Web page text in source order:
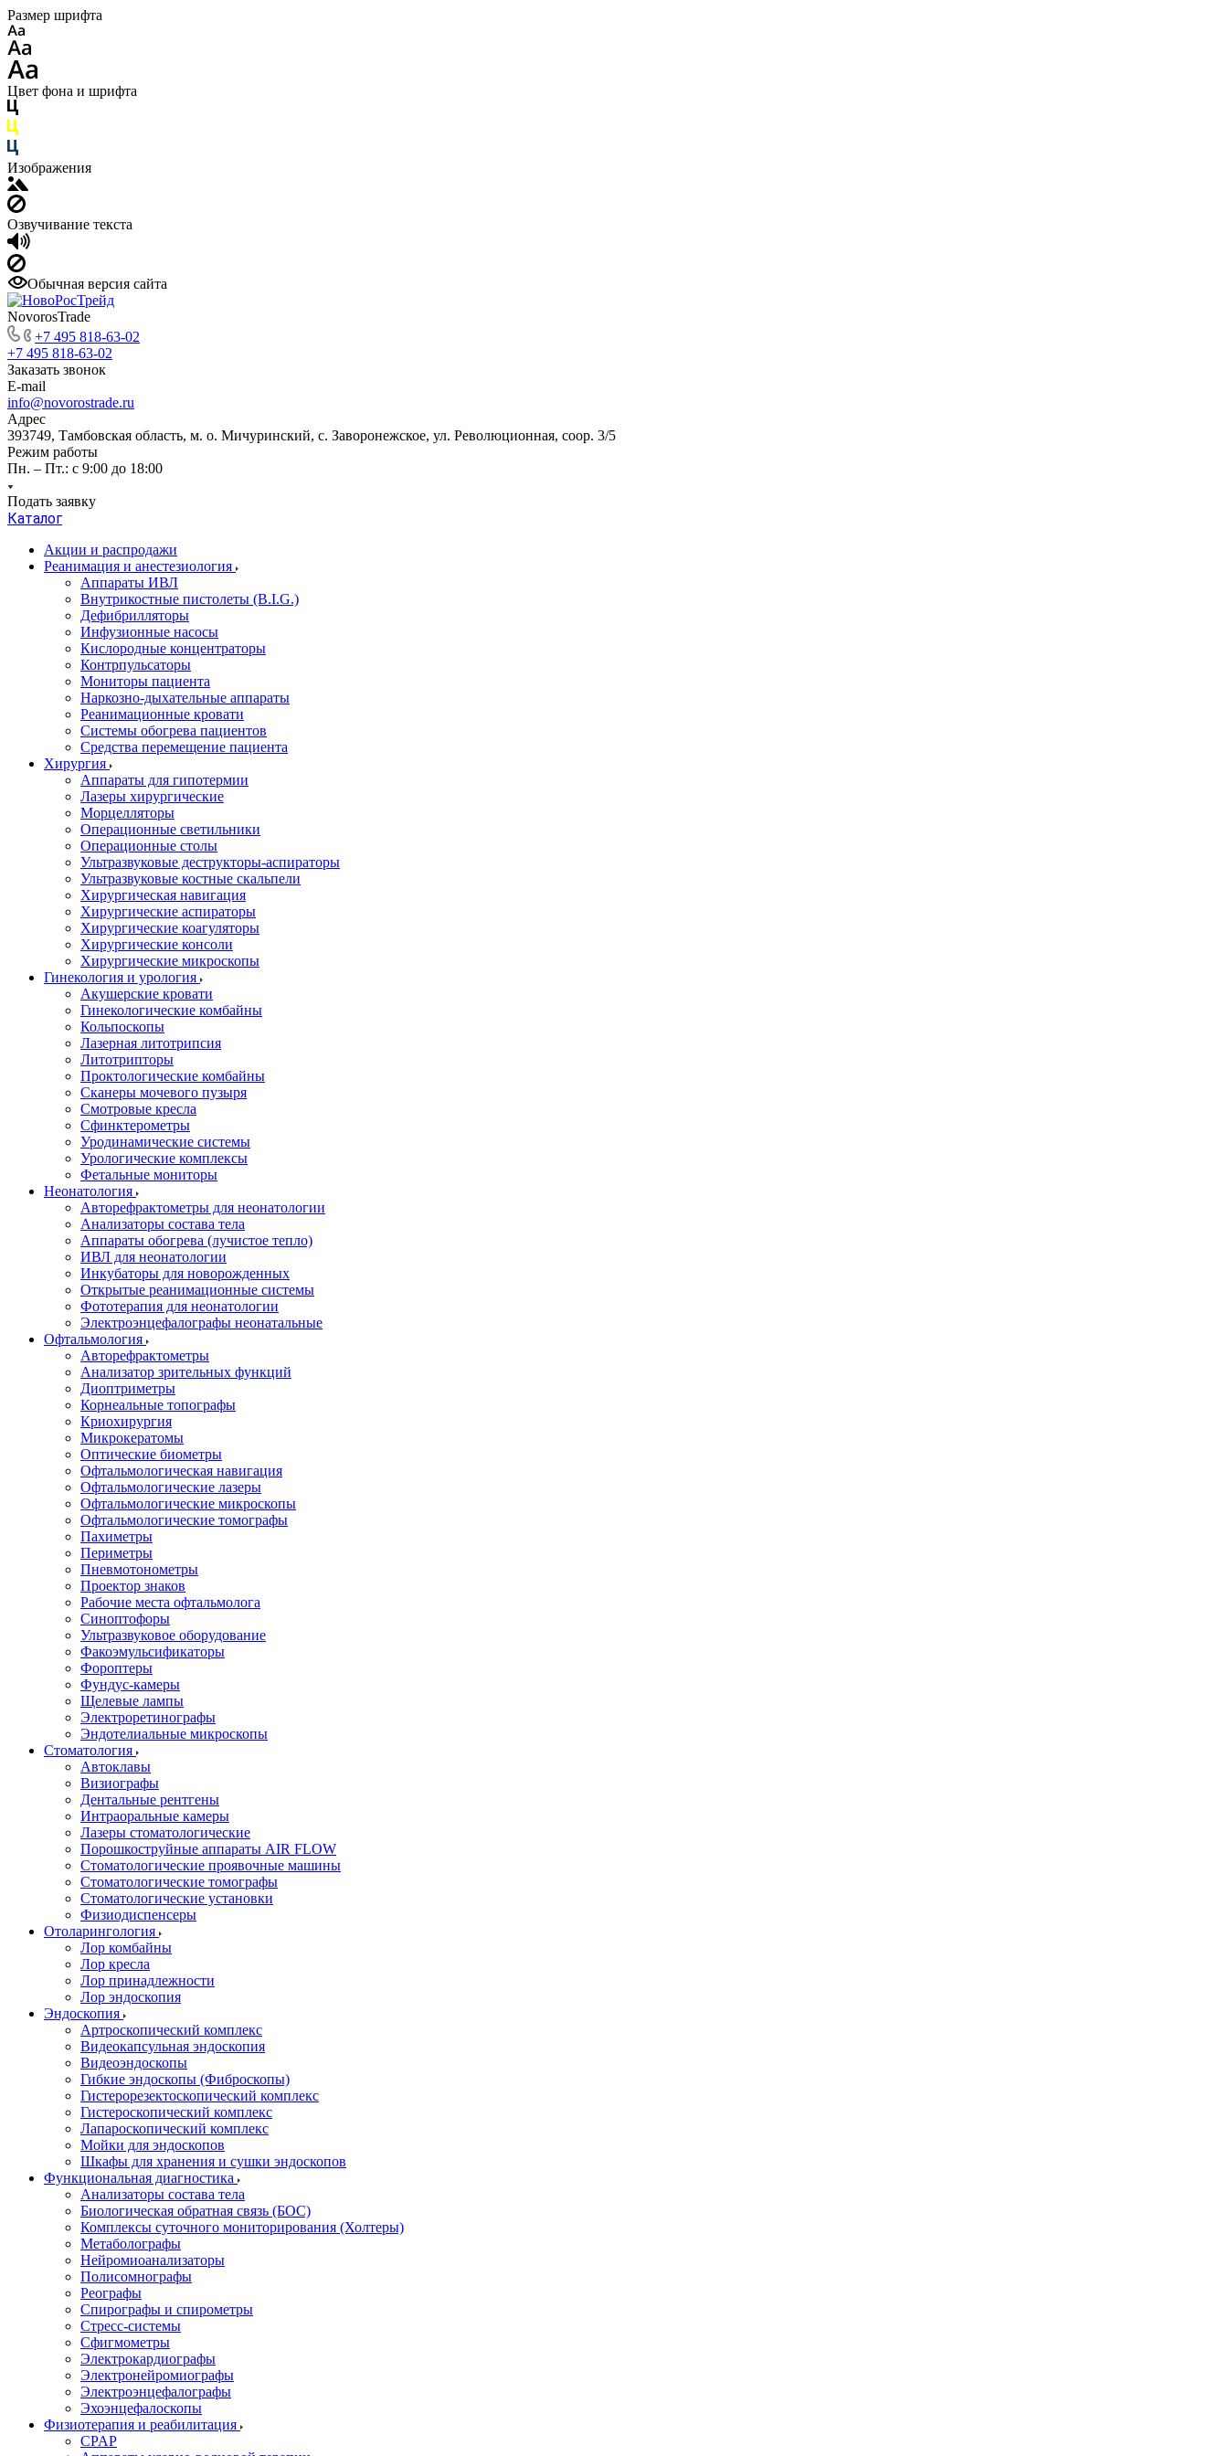
Размер шрифта
Цвет фона и шрифта
Изображения
Озвучивание текста
Обычная версия сайта
NovorosTrade
+7 495 818-63-02
+7 495 818-63-02
Заказать звонок
E-mail
info@novorostrade.ru
Адрес
393749, Тамбовская область, м. о. Мичуринский, с. Заворонежское, ул. Революционная, соор. 3/5
Режим работы
Пн. – Пт.: с 9:00 до 18:00
Подать заявку
Каталог
Акции и распродажи
Реанимация и анестезиология
Аппараты ИВЛ
Внутрикостные пистолеты (B.I.G.)
Дефибрилляторы
Инфузионные насосы
Кислородные концентраторы
Контрпульсаторы
Мониторы пациента
Наркозно-дыхательные аппараты
Реанимационные кровати
Системы обогрева пациентов
Средства перемещение пациента
Хирургия
Аппараты для гипотермии
Лазеры хирургические
Морцелляторы
Операционные светильники
Операционные столы
Ультразвуковые деструкторы-аспираторы
Ультразвуковые костные скальпели
Хирургическая навигация
Хирургические аспираторы
Хирургические коагуляторы
Хирургические консоли
Хирургические микроскопы
Гинекология и урология
Акушерские кровати
Гинекологические комбайны
Кольпоскопы
Лазерная литотрипсия
Литотрипторы
Проктологические комбайны
Сканеры мочевого пузыря
Смотровые кресла
Сфинктерометры
Уродинамические системы
Урологические комплексы
Фетальные мониторы
Неонатология
Авторефрактометры для неонатологии
Анализаторы состава тела
Аппараты обогрева (лучистое тепло)
ИВЛ для неонатологии
Инкубаторы для новорожденных
Открытые реанимационные системы
Фототерапия для неонатологии
Электроэнцефалографы неонатальные
Офтальмология
Авторефрактометры
Анализатор зрительных функций
Диоптриметры
Корнеальные топографы
Криохирургия
Микрокератомы
Оптические биометры
Офтальмологическая навигация
Офтальмологические лазеры
Офтальмологические микроскопы
Офтальмологические томографы
Пахиметры
Периметры
Пневмотонометры
Проектор знаков
Рабочие места офтальмолога
Синоптофоры
Ультразвуковое оборудование
Факоэмульсификаторы
Фороптеры
Фундус-камеры
Щелевые лампы
Электроретинографы
Эндотелиальные микроскопы
Стоматология
Автоклавы
Визиографы
Дентальные рентгены
Интраоральные камеры
Лазеры стоматологические
Порошкоструйные аппараты AIR FLOW
Стоматологические проявочные машины
Стоматологические томографы
Стоматологические установки
Физиодиспенсеры
Отоларингология
Лор комбайны
Лор кресла
Лор принадлежности
Лор эндоскопия
Эндоскопия
Артроскопический комплекс
Видеокапсульная эндоскопия
Видеоэндоскопы
Гибкие эндоскопы (Фиброcкопы)
Гистерорезектоскопический комплекс
Гистероскопический комплекс
Лапароскопический комплекс
Мойки для эндоскопов
Шкафы для хранения и сушки эндоскопов
Функциональная диагностика
Анализаторы состава тела
Биологическая обратная связь (БОС)
Комплексы суточного мониторирования (Холтеры)
Метаболографы
Нейромиоанализаторы
Полисомнографы
Реографы
Спирографы и спирометры
Стресс-системы
Сфигмометры
Электрокардиографы
Электронейромиографы
Электроэнцефалографы
Эхоэнцефалоскопы
Физиотерапия и реабилитация
CPAP